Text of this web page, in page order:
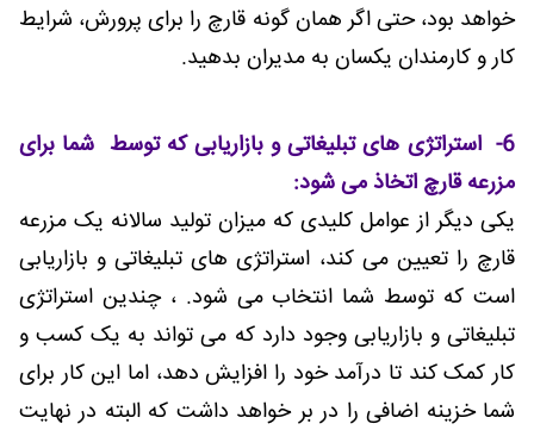
خواهد بود، حتی اگر همان گونه قارچ را برای پرورش، شرایط
کار و کارمندان یکسان به مدیران بدهید.
6- استراتژی های تبلیغاتی و بازاریابی که توسط شما برای
مزرعه قارچ اتخاذ می شود:
یکی دیگر از عوامل کلیدی که میزان تولید سالانه یک مزرعه
قارچ را تعیین می کند، استراتژی های تبلیغاتی و بازاریابی
است که توسط شما انتخاب می شود. ، چندین استراتژی
تبلیغاتی و بازاریابی وجود دارد که می تواند به یک کسب و
کار کمک کند تا درآمد خود را افزایش دهد، اما این کار برای
شما خزینه اضافی را در بر خواهد داشت که البته در نهایت